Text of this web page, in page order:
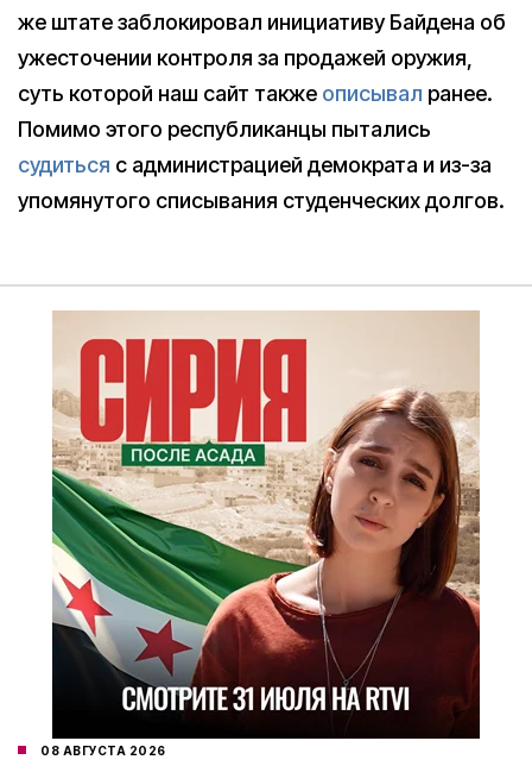
же штате заблокировал инициативу Байдена об
ужесточении контроля за продажей оружия,
суть которой наш сайт также описывал ранее.
Помимо этого республиканцы пытались
судиться с администрацией демократа и из-за
упомянутого списывания студенческих долгов.
08 АВГУСТА 2026